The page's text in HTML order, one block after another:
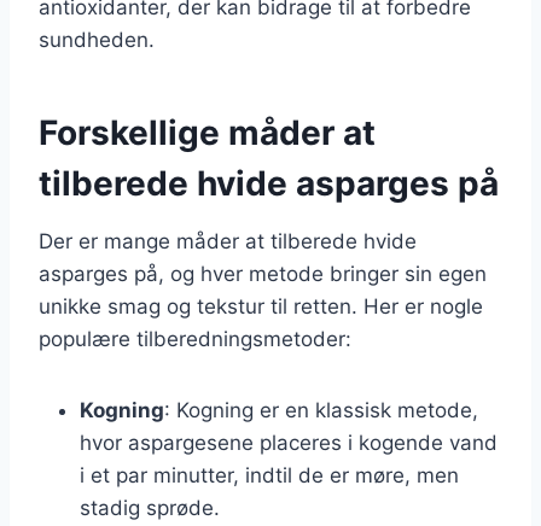
antioxidanter, der kan bidrage til at forbedre
sundheden.
Forskellige måder at
tilberede hvide asparges på
Der er mange måder at tilberede hvide
asparges på, og hver metode bringer sin egen
unikke smag og tekstur til retten. Her er nogle
populære tilberedningsmetoder:
Kogning: Kogning er en klassisk metode,
hvor aspargesene placeres i kogende vand
i et par minutter, indtil de er møre, men
stadig sprøde.